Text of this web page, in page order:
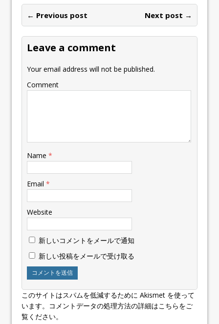
← Previous post Next post →
Leave a comment
Your email address will not be published.
Comment
Name *
Email *
Website
新しいコメントをメールで通知
新しい投稿をメールで受け取る
このサイトはスパムを低減するために Akismet を使って
います。
コメントデータの処理方法の詳細はこちらをご
覧ください。